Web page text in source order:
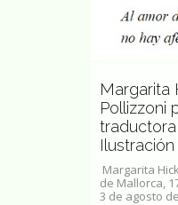
Margarita
Pollizzoni
Ilustración
Margarita
de Mallorca,
3 de agosto